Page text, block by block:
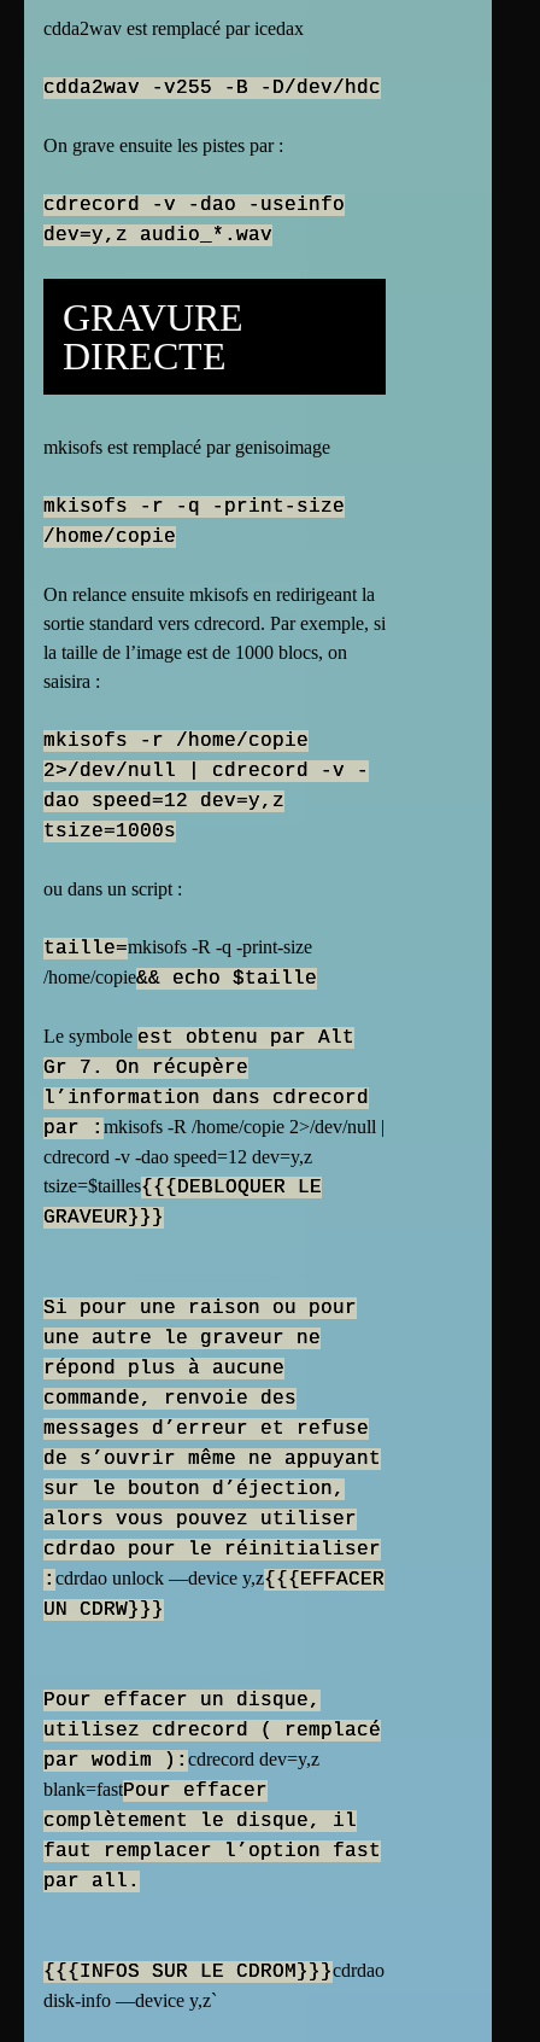
cdda2wav est remplacé par icedax
cdda2wav -v255 -B -D/dev/hdc
On grave ensuite les pistes par :
cdrecord -v -dao -useinfo
dev=y,z audio_*.wav
GRAVURE
DIRECTE
mkisofs est remplacé par genisoimage
mkisofs -r -q -print-size
/home/copie
On relance ensuite mkisofs en redirigeant la
sortie standard vers cdrecord. Par exemple, si
la taille de l’image est de 1000 blocs, on
saisira :
mkisofs -r /home/copie
2>/dev/null | cdrecord -v -
dao speed=12 dev=y,z
tsize=1000s
ou dans un script :
taille=mkisofs -R -q -print-size
/home/copie&& echo $taille
Le symbole est obtenu par Alt
Gr 7. On récupère
l’information dans cdrecord
par : mkisofs -R /home/copie 2>/dev/null |
cdrecord -v -dao speed=12 dev=y,z
tsize=$tailles{{{DEBLOQUER LE
GRAVEUR}}}
Si pour une raison ou pour
une autre le graveur ne
répond plus à aucune
commande, renvoie des
messages d’erreur et refuse
de s’ouvrir même ne appuyant
sur le bouton d’éjection,
alors vous pouvez utiliser
cdrdao pour le réinitialiser
: cdrdao unlock —device y,z{{{EFFACER
UN CDRW}}}
Pour effacer un disque,
utilisez cdrecord ( remplacé
par wodim ): cdrecord dev=y,z
blank=fastPour effacer
complètement le disque, il
faut remplacer l’option fast
par all.
{{{INFOS SUR LE CDROM}}}cdrdao
disk-info —device y,z`